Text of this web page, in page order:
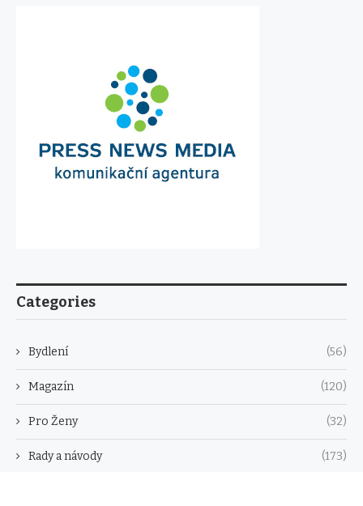
Categories
Bydlení (56)
Magazín (120)
Pro Ženy (32)
Rady a návody (173)